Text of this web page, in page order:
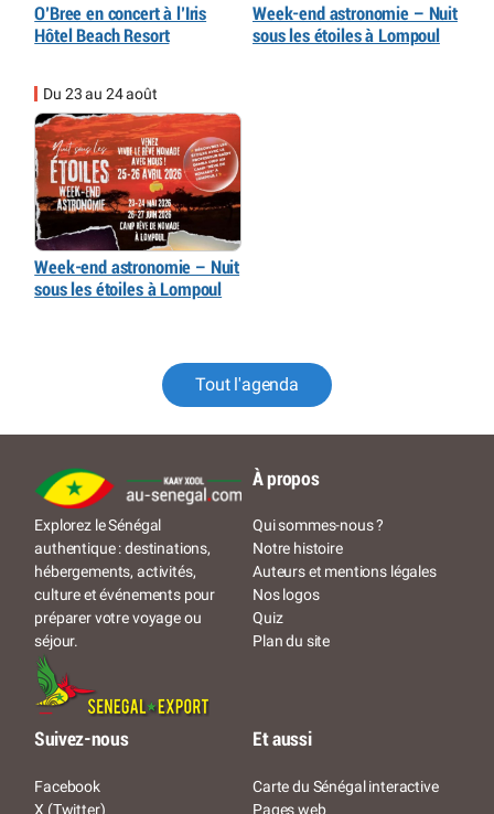
O’Bree en concert à l’Iris
Hôtel Beach Resort
Week-end astronomie – Nuit
sous les étoiles à Lompoul
Du 23 au 24 août
Week-end astronomie – Nuit
sous les étoiles à Lompoul
Tout l'agenda
Explorez le Sénégal
authentique : destinations,
hébergements, activités,
culture et événements pour
préparer votre voyage ou
séjour.
À propos
Qui sommes-nous ?
Notre histoire
Auteurs et mentions légales
Nos logos
Quiz
Plan du site
Suivez-nous
Facebook
X (Twitter)
Et aussi
Carte du Sénégal interactive
Pages web